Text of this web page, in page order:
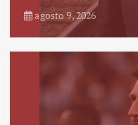
agosto 9, 2026